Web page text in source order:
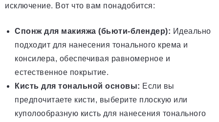
исключение. Вот что вам понадобится:
Спонж для макияжа (бьюти-блендер): Идеально
подходит для нанесения тонального крема и
консилера, обеспечивая равномерное и
естественное покрытие.
Кисть для тональной основы: Если вы
предпочитаете кисти, выберите плоскую или
куполообразную кисть для нанесения тонального